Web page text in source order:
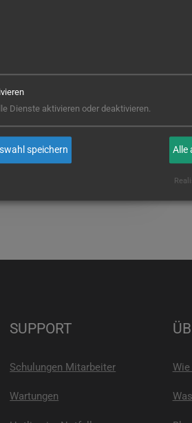
in
SUPPORT
Schulungen Mitarbeiter
Wartungen
Dienste aktivieren oder deaktivieren.
speichern Alle